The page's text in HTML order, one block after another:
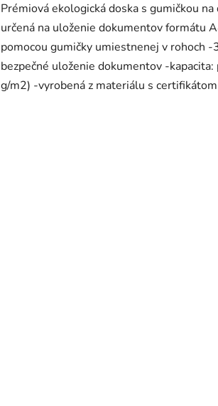
Prémiová ekologická doska s gumičkou
určená na uloženie dokumentov formátu
pomocou gumičky umiestnenej v rohoch
bezpečné uloženie dokumentov -
g/m2) -vyrobená z materiálu s certifikátom